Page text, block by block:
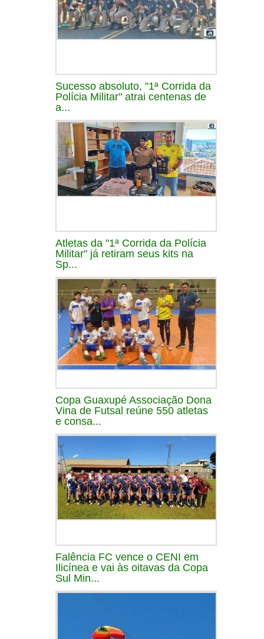
Sucesso absoluto, "1ª Corrida da
Polícia Militar" atrai centenas de
a...
Atletas da "1ª Corrida da Polícia
Militar" já retiram seus kits na
Sp...
Copa Guaxupé Associação Dona
Vina de Futsal reúne 550 atletas
e consa...
Falência FC vence o CENI em
Ilicínea e vai às oitavas da Copa
Sul Min...